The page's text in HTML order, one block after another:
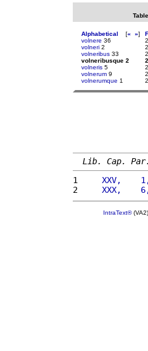
Alphabetical [« »]
volnere 36
volneri 2
volneribus 33
volneribusque 2
volneris 5
volnerum 9
volnerumque 1
2
2
2
2
2
2
Lib. Cap. Par.
1
XXV,
2
XXX,
IntraText®